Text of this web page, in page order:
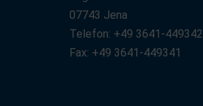
07743 Jena
Telefon: +49 3641-449342
Fax: +49 3641-449341